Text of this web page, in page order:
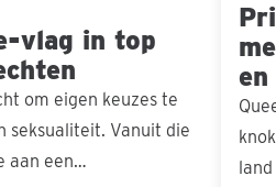
vlag in top
om eigen keuzes te
seksualiteit. Vanuit die
aan een…
en